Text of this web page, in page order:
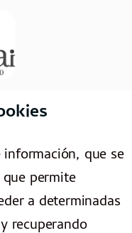
que se
permite
a determinadas
recuperando